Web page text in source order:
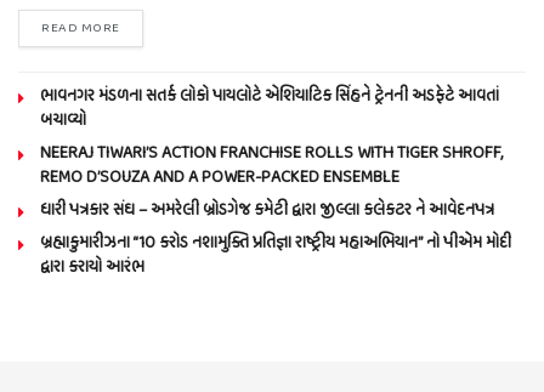
READ MORE
ભાવનગર મંડળના સતર્ક લોકો પાયલોટે એશિયાટિક સિંહને ટ્રેનની અડફેટે આવતાં
બચાવ્યો
NEERAJ TIWARI’S ACTION FRANCHISE ROLLS WITH TIGER SHROFF,
REMO D’SOUZA AND A POWER-PACKED ENSEMBLE
ધારી પત્રકાર સંઘ – અમરેલી બ્રોડગેજ કમેટી દ્વારા જીલ્લા કલેકટર ને આવેદનપત્ર
બ્રહ્માકુમારીઝના “10 કરોડ નશામુક્તિ પ્રતિજ્ઞા રાષ્ટ્રીય મહાઅભિયાન” નો પીએમ મોદી
દ્વારા કરાયો આરંભ